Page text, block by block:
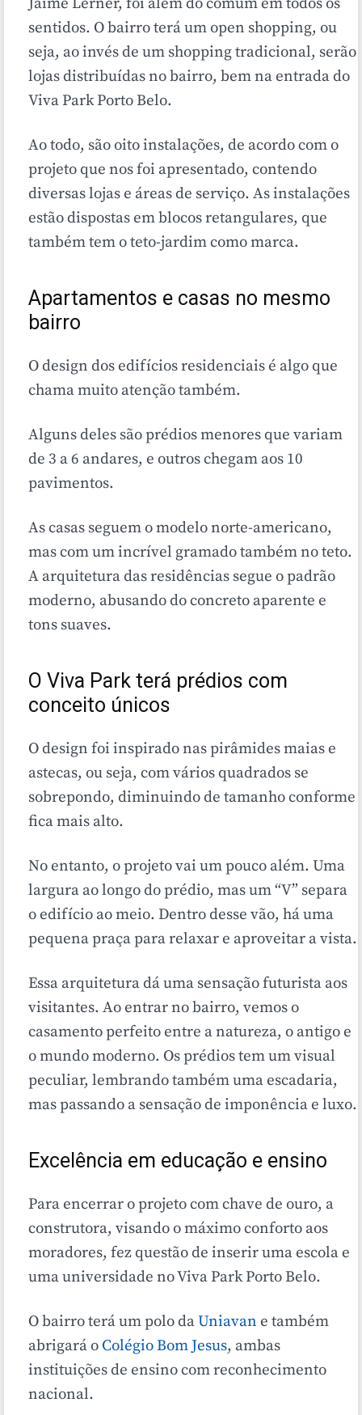
sentidos. O bairro terá um open shopping, ou
seja, ao invés de um shopping tradicional, serão
lojas distribuídas no bairro, bem na entrada do
Viva Park Porto Belo.
Ao todo, são oito instalações, de acordo com o
projeto que nos foi apresentado, contendo
diversas lojas e áreas de serviço. As instalações
estão dispostas em blocos retangulares, que
também tem o teto-jardim como marca.
Apartamentos e casas no mesmo
bairro
O design dos edifícios residenciais é algo que
chama muito atenção também.
Alguns deles são prédios menores que variam
de 3 a 6 andares, e outros chegam aos 10
pavimentos.
As casas seguem o modelo norte-americano,
mas com um incrível gramado também no teto.
A arquitetura das residências segue o padrão
moderno, abusando do concreto aparente e
tons suaves.
O Viva Park terá prédios com
conceito únicos
O design foi inspirado nas pirâmides maias e
astecas, ou seja, com vários quadrados se
sobrepondo, diminuindo de tamanho conforme
fica mais alto.
No entanto, o projeto vai um pouco além. Uma
largura ao longo do prédio, mas um “V” separa
o edifício ao meio. Dentro desse vão, há uma
pequena praça para relaxar e aproveitar a vista.
Essa arquitetura dá uma sensação futurista aos
visitantes. Ao entrar no bairro, vemos o
casamento perfeito entre a natureza, o antigo e
o mundo moderno. Os prédios tem um visual
peculiar, lembrando também uma escadaria,
mas passando a sensação de imponência e luxo.
Excelência em educação e ensino
Para encerrar o projeto com chave de ouro, a
construtora, visando o máximo conforto aos
moradores, fez questão de inserir uma escola e
uma universidade no Viva Park Porto Belo.
O bairro terá um polo daUniavan e também
abrigará o Colégio Bom Jesus, ambas
instituições de ensino com reconhecimento
nacional.